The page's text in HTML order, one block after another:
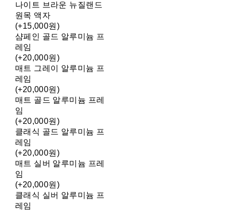
나이트 브라운 뉴질랜드
원목 액자
(+15,000원)
샴페인 골드 알루미늄 프
레임
(+20,000원)
매트 그레이 알루미늄 프
레임
(+20,000원)
매트 골드 알루미늄 프레
임
(+20,000원)
클래식 골드 알루미늄 프
레임
(+20,000원)
매트 실버 알루미늄 프레
임
(+20,000원)
클래식 실버 알루미늄 프
레임